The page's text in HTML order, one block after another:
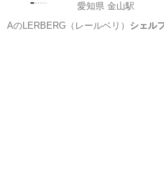
愛知県 金山駅
AのLERBERG（レールベリ） シェル